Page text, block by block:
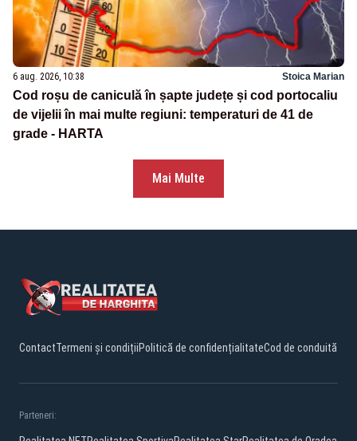
6 aug. 2026, 10:38 Stoica Marian
Cod roșu de caniculă în șapte județe și cod portocaliu
de vijelii în mai multe regiuni: temperaturi de 41 de
grade - HARTA
Mai Multe
ContactTermeni și condițiiPolitică de confidențialitateCod de conduită
Parteneri: